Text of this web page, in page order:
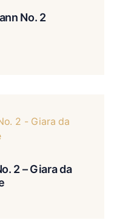
No. 2
2 – Giara da